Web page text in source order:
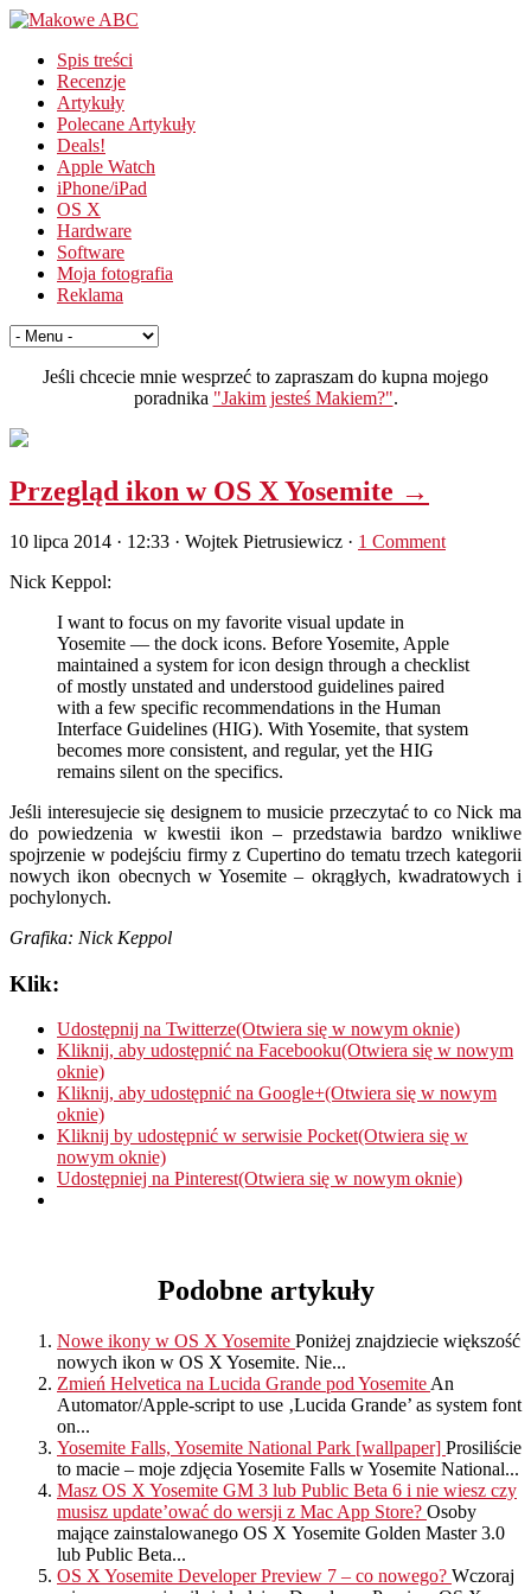
Spis treści
Recenzje
Artykuły
Polecane Artykuły
Deals!
Apple Watch
iPhone/iPad
OS X
Hardware
Software
Moja fotografia
Reklama
Jeśli chcecie mnie wesprzeć to zapraszam do kupna mojego
poradnika "Jakim jesteś Makiem?".
Przegląd ikon w OS X Yosemite →
10 lipca 2014 · 12:33 · Wojtek Pietrusiewicz · 1 Comment
Nick Keppol:
I want to focus on my favorite visual update in
Yosemite — the dock icons. Before Yosemite, Apple
maintained a system for icon design through a checklist
of mostly unstated and understood guidelines paired
with a few specific recommendations in the Human
Interface Guidelines (HIG). With Yosemite, that system
becomes more consistent, and regular, yet the HIG
remains silent on the specifics.
Jeśli interesujecie się designem to musicie przeczytać to co Nick ma
do powiedzenia w kwestii ikon – przedstawia bardzo wnikliwe
spojrzenie w podejściu firmy z Cupertino do tematu trzech kategorii
nowych ikon obecnych w Yosemite – okrągłych, kwadratowych i
pochylonych.
Grafika: Nick Keppol
Klik:
Udostępnij na Twitterze(Otwiera się w nowym oknie)
Kliknij, aby udostępnić na Facebooku(Otwiera się w nowym
oknie)
Kliknij, aby udostępnić na Google+(Otwiera się w nowym
oknie)
Kliknij by udostępnić w serwisie Pocket(Otwiera się w
nowym oknie)
Udostępniej na Pinterest(Otwiera się w nowym oknie)
Podobne artykuły
Nowe ikony w OS X Yosemite Poniżej znajdziecie większość
nowych ikon w OS X Yosemite. Nie...
Zmień Helvetica na Lucida Grande pod Yosemite An
Automator/Apple-script to use ‚Lucida Grande’ as system font
on...
Yosemite Falls, Yosemite National Park [wallpaper] Prosiliście
to macie – moje zdjęcia Yosemite Falls w Yosemite National...
Masz OS X Yosemite GM 3 lub Public Beta 6 i nie wiesz czy
musisz update’ować do wersji z Mac App Store? Osoby
mające zainstalowanego OS X Yosemite Golden Master 3.0
lub Public Beta...
OS X Yosemite Developer Preview 7 – co nowego? Wczoraj